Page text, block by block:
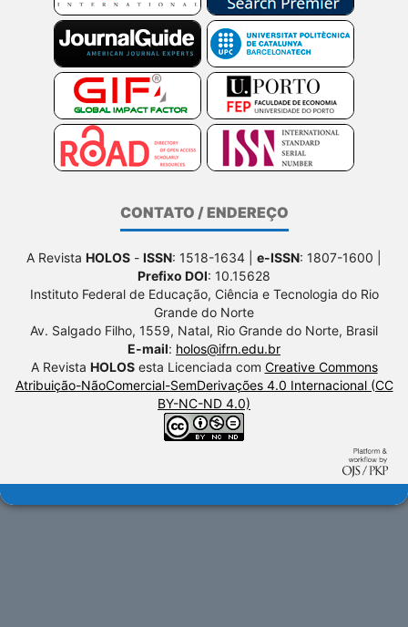
CONTATO / ENDEREÇO
A Revista HOLOS - ISSN: 1518-1634 | e-ISSN: 1807-1600 |
Prefixo DOI: 10.15628
Instituto Federal de Educação, Ciência e Tecnologia do Rio
Grande do Norte
Av. Salgado Filho, 1559, Natal, Rio Grande do Norte, Brasil
E-mail: holos@ifrn.edu.br
A Revista HOLOSesta Licenciada com Creative Commons
Atribuição-NãoComercial-SemDerivações 4.0 Internacional (CC
BY-NC-ND 4.0)